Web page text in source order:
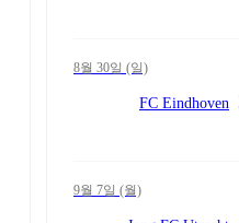
8월 30일 (일)
FC Eindhoven
9월 7일 (월)